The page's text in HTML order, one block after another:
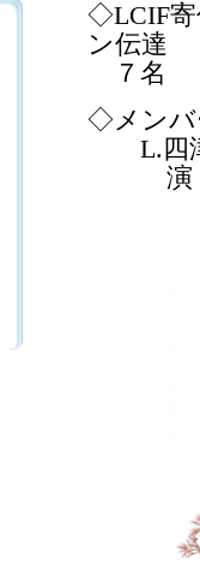
◇LCIF寄
ン伝達
７名
◇メンバ
L.四
演 題